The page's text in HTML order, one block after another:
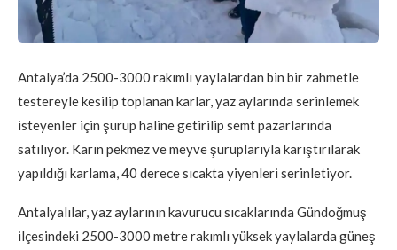
Antalya’da 2500-3000 rakımlı yaylalardan bin bir zahmetle
testereyle kesilip toplanan karlar, yaz aylarında serinlemek
isteyenler için şurup haline getirilip semt pazarlarında
satılıyor. Karın pekmez ve meyve şuruplarıyla karıştırılarak
yapıldığı karlama, 40 derece sıcakta yiyenleri serinletiyor.
Antalyalılar, yaz aylarının kavurucu sıcaklarında Gündoğmuş
ilçesindeki 2500-3000 metre rakımlı yüksek yaylalarda güneş